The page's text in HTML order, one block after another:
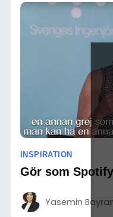
INSPIRATION
Gör som
Yasemin